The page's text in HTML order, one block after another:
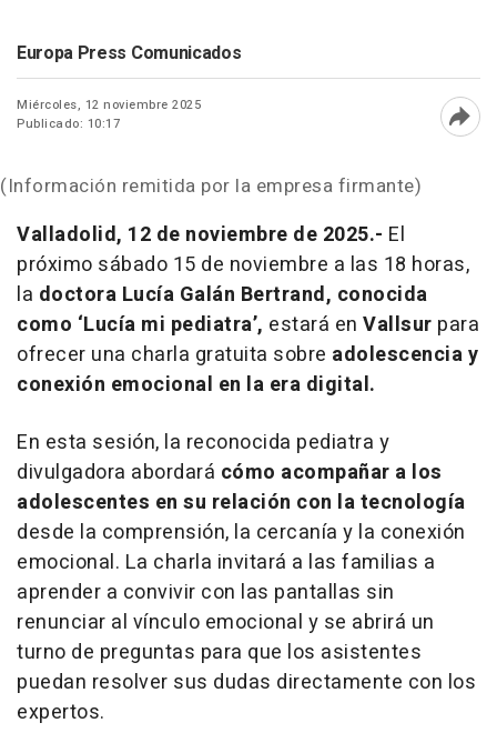
Europa Press Comunicados
Miércoles, 12 noviembre 2025
Publicado: 10:17
(Información remitida por la empresa firmante)
Valladolid, 12 de noviembre de 2025.- El
próximo sábado 15 de noviembre a las 18 horas,
la doctora Lucía Galán Bertrand, conocida
como ‘Lucía mi pediatra’, estará en Vallsur para
ofrecer una charla gratuita sobre adolescencia y
conexión emocional en la era digital.
En esta sesión, la reconocida pediatra y
divulgadora abordará cómo acompañar a los
adolescentes en su relación con la tecnología
desde la comprensión, la cercanía y la conexión
emocional. La charla invitará a las familias a
aprender a convivir con las pantallas sin
renunciar al vínculo emocional y se abrirá un
turno de preguntas para que los asistentes
puedan resolver sus dudas directamente con los
expertos.